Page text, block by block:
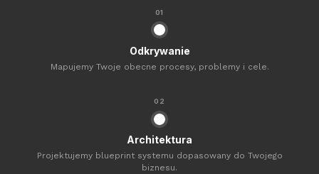
01
Odkrywanie
Mapujemy Twoje obecne procesy, problemy i cele.
02
Architektura
Projektujemy blueprint systemu dopasowany do Twojego
biznesu.